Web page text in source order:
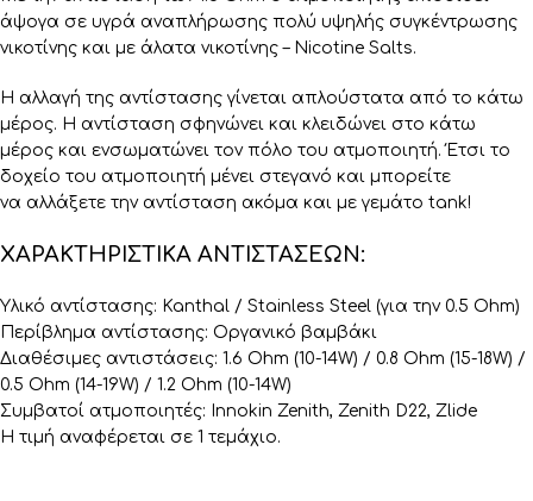
άψογα σε υγρά αναπλήρωσης πολύ υψηλής συγκέντρωσης
νικοτίνης και με άλατα νικοτίνης – Nicotine Salts.
Η αλλαγή της αντίστασης γίνεται απλούστατα από το κάτω
μέρος. Η αντίσταση σφηνώνει και κλειδώνει στο κάτω
μέρος και ενσωματώνει τον πόλο του ατμοποιητή. Έτσι το
δοχείο του ατμοποιητή μένει στεγανό και μπορείτε
να αλλάξετε την αντίσταση ακόμα και με γεμάτο tank!
ΧΑΡΑΚΤΗΡΙΣΤΙΚΑ ΑΝΤΙΣΤΑΣΕΩΝ:
Υλικό αντίστασης: Kanthal / Stainless Steel (για την 0.5 Ohm)
Περίβλημα αντίστασης: Οργανικό βαμβάκι
Διαθέσιμες αντιστάσεις: 1.6 Ohm (10-14W) / 0.8 Ohm (15-18W) /
0.5 Ohm (14-19W) / 1.2 Ohm (10-14W)
Συμβατοί ατμοποιητές: Innokin Zenith, Zenith D22, Zlide
Η τιμή αναφέρεται σε 1 τεμάχιο.